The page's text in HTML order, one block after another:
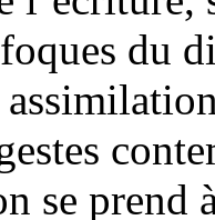
du
se prend